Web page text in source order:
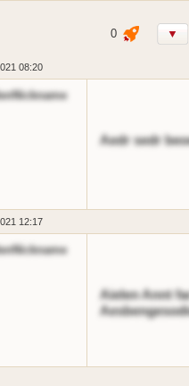
▼
0
08:20
Aedr sedr
12:17
Aielen Annt